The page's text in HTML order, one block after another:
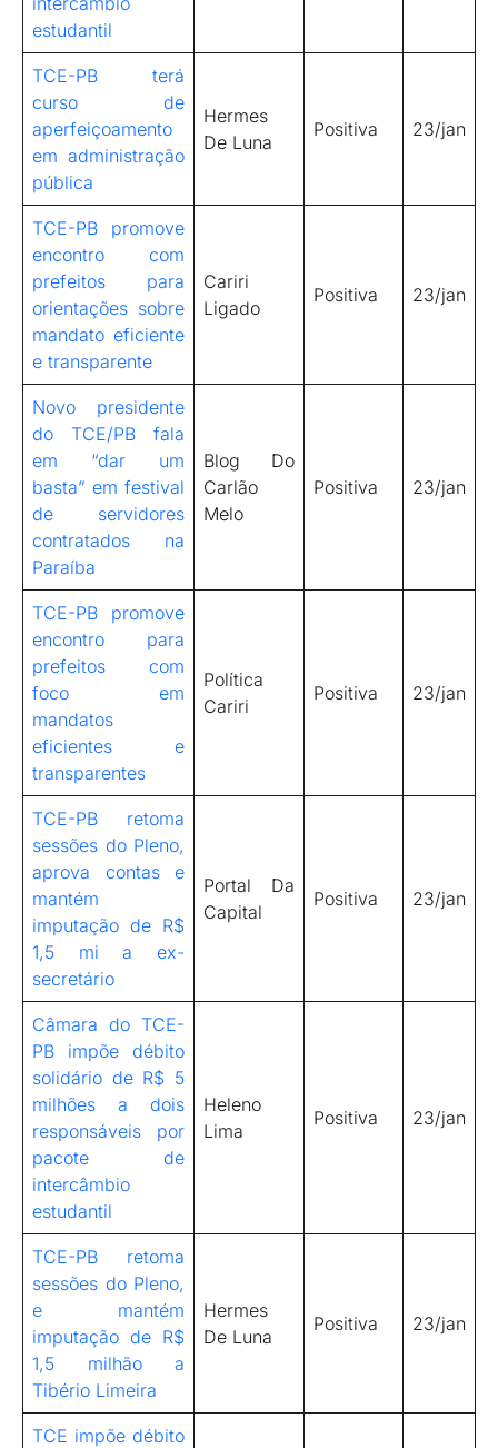
estudantil
TCE-PB terá
curso de
aperfeiçoamento
em administração
pública
Hermes
De Luna
Positiva 23/jan
TCE-PB promove
encontro com
prefeitos para
orientações sobre
mandato eficiente
e transparente
Cariri
Ligado
Positiva 23/jan
Novo presidente
do TCE/PB fala
em “dar um
basta” em festival
de servidores
contratados na
Paraíba
Blog Do
Carlão
Melo
Positiva 23/jan
TCE-PB promove
encontro para
prefeitos com
foco em
mandatos
eficientes e
transparentes
Política
Cariri
Positiva 23/jan
TCE-PB retoma
sessões do Pleno,
aprova contas e
mantém
imputação de R$
1,5 mi a ex-
secretário
Portal Da
Capital
Positiva 23/jan
Câmara do TCE-
PB impõe débito
solidário de R$ 5
milhões a dois
responsáveis por
pacote de
intercâmbio
estudantil
Heleno
Lima
Positiva 23/jan
TCE-PB retoma
sessões do Pleno,
e mantém
imputação de R$
1,5 milhão a
Tibério Limeira
Hermes
De Luna
Positiva 23/jan
TCE impõe débito